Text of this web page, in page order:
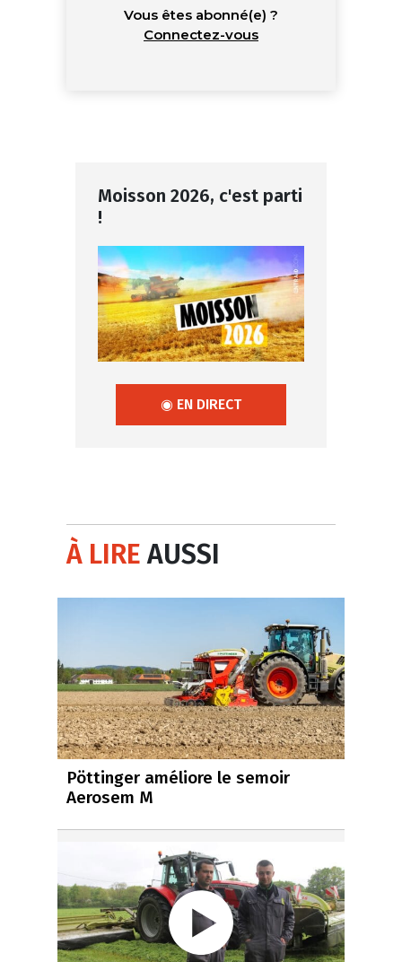
Vous êtes abonné(e) ?
Connectez-vous
Moisson 2026, c'est parti
!
◉ EN DIRECT
À LIREAUSSI
Pöttinger améliore le semoir
Aerosem M